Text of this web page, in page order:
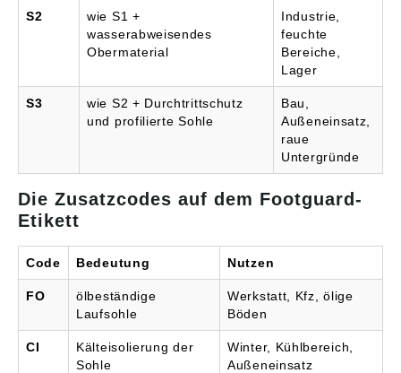
S2
wie S1 +
wasserabweisendes
Obermaterial
Industrie,
feuchte
Bereiche,
Lager
S3
wie S2 + Durchtrittschutz
und profilierte Sohle
Bau,
Außeneinsatz,
raue
Untergründe
Die Zusatzcodes auf dem Footguard-
Etikett
Code Bedeutung Nutzen
FO
ölbeständige
Laufsohle
Werkstatt, Kfz, ölige
Böden
CI
Kälteisolierung der
Sohle
Winter, Kühlbereich,
Außeneinsatz